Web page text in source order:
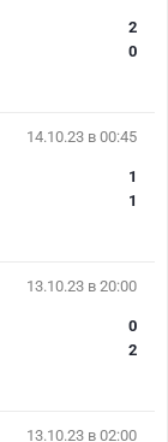
2
0
14.10.23 в 00:45
1
1
13.10.23 в 20:00
0
2
13.10.23 в 02:00